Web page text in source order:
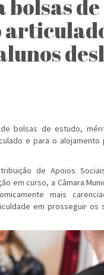
de
de bolsas de estudo,
e para o alojamento
de Apoios
em curso, a Câmara
mais
em prosseguir os